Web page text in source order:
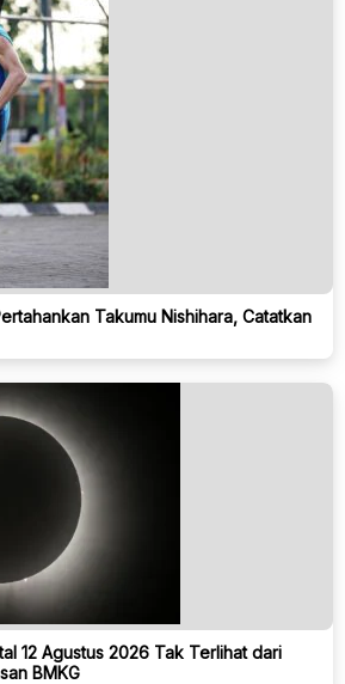
Takumu Nishihara, Catatkan
12 Agustus 2026 Tak Terlihat dari
BMKG